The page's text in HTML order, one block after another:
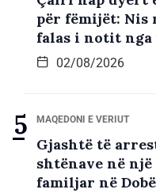
për fëmijët: Nis
falas i notit nga
02/08/2026
MAQEDONI E VERIUT
Gjashtë të
shtënave në një
familjar në